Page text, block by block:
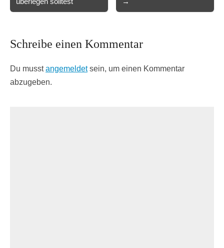
Schreibe einen Kommentar
Du musstangemeldetsein, um einen Kommentar
abzugeben.